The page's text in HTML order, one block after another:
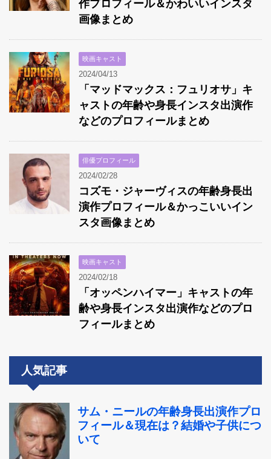
作プロフィール＆かわいいインスタ
画像まとめ
映画キャスト
2024/04/13
「マッドマックス：フュリオサ」キ
ャストの年齢や身長インスタ出演作
などのプロフィールまとめ
俳優プロフィール
2024/02/28
コズモ・ジャーヴィスの年齢身長出
演作プロフィール＆かっこいいイン
スタ画像まとめ
映画キャスト
2024/02/18
「オッペンハイマー」キャストの年
齢や身長インスタ出演作などのプロ
フィールまとめ
人気記事